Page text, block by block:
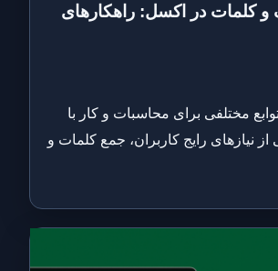
کلمات در اکسل: راهکارهای
مختلفی برای محاسبات و کار با
نیازهای رایج کاربران، جمع کلمات و